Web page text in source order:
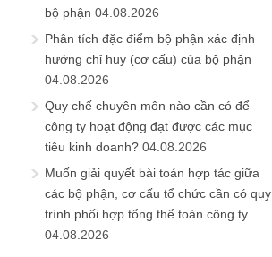
bộ phận 04.08.2026
Phân tích đặc điểm bộ phận xác định
hướng chỉ huy (cơ cấu) của bộ phận
04.08.2026
Quy chế chuyên môn nào cần có để
công ty hoạt động đạt được các mục
tiêu kinh doanh? 04.08.2026
Muốn giải quyết bài toán hợp tác giữa
các bộ phận, cơ cấu tổ chức cần có quy
trình phối hợp tổng thể toàn công ty
04.08.2026